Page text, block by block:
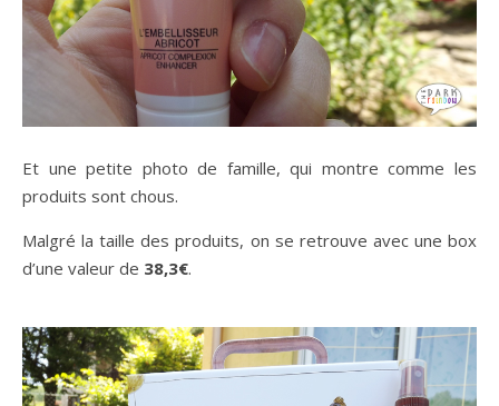
Et une petite photo de famille, qui montre comme les
produits sont chous.
Malgré la taille des produits, on se retrouve avec une box
d’une valeur de 38,3€.